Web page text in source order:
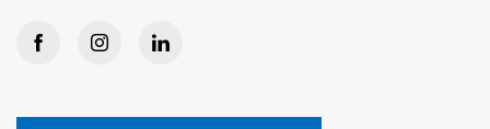
FacebookInstagramLinkedIn